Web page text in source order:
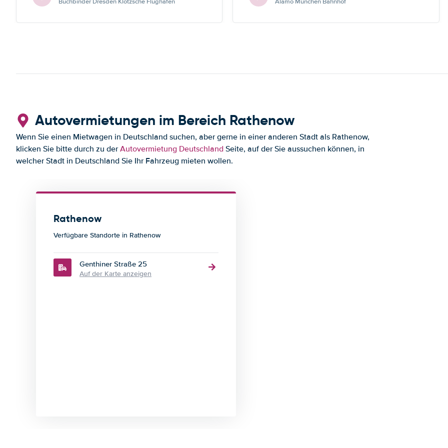
Autovermietungen im Bereich Rathenow
Wenn Sie einen Mietwagen in Deutschland suchen, aber gerne in einer anderen Stadt als Rathenow,
klicken Sie bitte durch zu derAutovermietung Deutschland Seite, auf der Sie aussuchen können, in
welcher Stadt in Deutschland Sie Ihr Fahrzeug mieten wollen.
Rathenow
Verfügbare Standorte in Rathenow
Genthiner Straße 25
Auf der Karte anzeigen